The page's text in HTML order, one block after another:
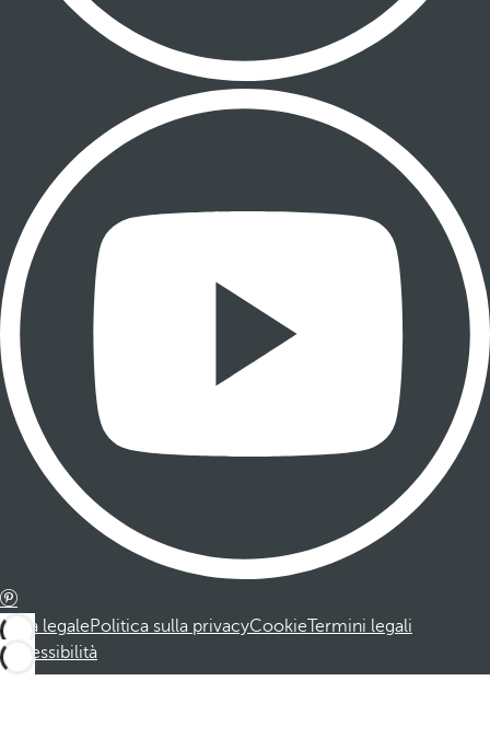
Nota legalePolitica sulla privacyCookieTermini legali
Accessibilità